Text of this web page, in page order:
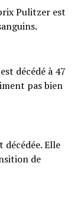
Pulitzer est
décédé à 47
pas bien
décédée. Elle
de